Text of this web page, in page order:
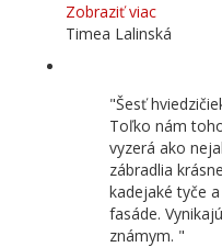
Zobraziť viac
Timea Lalinská
Šesť
Toľko nám
vyzerá ako
zábradlia
kadejaké tyče
fasáde.
známym.